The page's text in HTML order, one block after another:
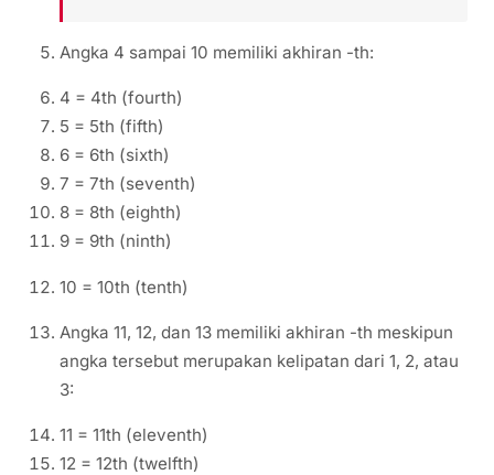
Angka 4 sampai 10 memiliki akhiran -th:
4 = 4th (fourth)
5 = 5th (fifth)
6 = 6th (sixth)
7 = 7th (seventh)
8 = 8th (eighth)
9 = 9th (ninth)
10 = 10th (tenth)
Angka 11, 12, dan 13 memiliki akhiran -th meskipun
angka tersebut merupakan kelipatan dari 1, 2, atau
3:
11 = 11th (eleventh)
12 = 12th (twelfth)